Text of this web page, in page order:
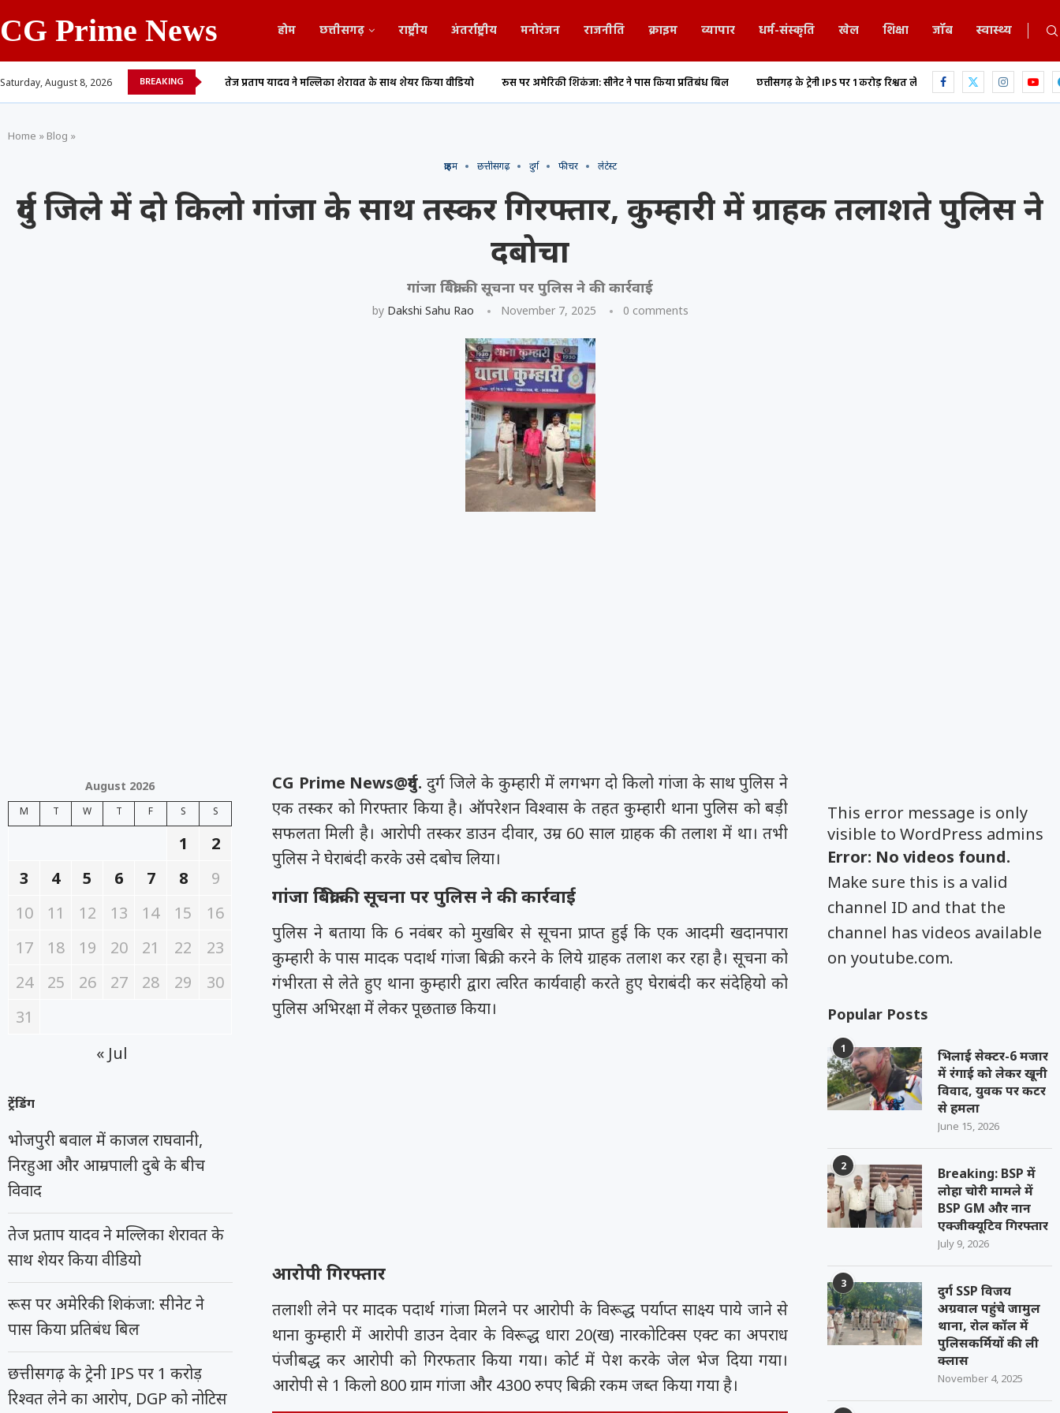
CG Prime News होम छत्तीसगढ़ राष्ट्रीय अंतर्राष्ट्रीय मनोरंजन राजनीति क्राइम व्यापार धर्म-संस्कृति खेल शिक्षा जॉब स्वास्थ्य
Saturday, August 8, 2026 BREAKING
आम्रपाली दुबे के बीच... तेज प्रताप यादव ने मल्लिका शेरावत के साथ शेयर किया वीडियो रूस पर अमेरिकी शिकंजा: सीनेट ने पास किया प्रतिबंध बिल छत्तीसगढ़ के ट्रेनी IPS पर 1 करोड़ रिश्वत लेने का आरोप,... युवती की अश्लील वीडियो रिकॉर्ड
Home » Blog »
क्राइम छत्तीसगढ़ दुर्ग फीचर लेटेस्ट
दुर्ग जिले में दो किलो गांजा के साथ तस्कर गिरफ्तार, कुम्हारी में ग्राहक तलाशते पुलिस ने
दबोचा
गांजा बिक्री की सूचना पर पुलिस ने की कार्रवाई
by Dakshi Sahu Rao November 7, 2025 0 comments
CG Prime News@दुर्ग. दुर्ग जिले के कुम्हारी में लगभग दो किलो गांजा के साथ पुलिस ने
एक तस्कर को गिरफ्तार किया है। ऑपरेशन विश्वास के तहत कुम्हारी थाना पुलिस को बड़ी
सफलता मिली है। आरोपी तस्कर डाउन दीवार, उम्र 60 साल ग्राहक की तलाश में था। तभी
पुलिस ने घेराबंदी करके उसे दबोच लिया।
गांजा बिक्री की सूचना पर पुलिस ने की कार्रवाई
पुलिस ने बताया कि 6 नवंबर को मुखबिर से सूचना प्राप्त हुई कि एक आदमी खदानपारा
कुम्हारी के पास मादक पदार्थ गांजा बिक्री करने के लिये ग्राहक तलाश कर रहा है। सूचना को
गंभीरता से लेते हुए थाना कुम्हारी द्वारा त्वरित कार्यवाही करते हुए घेराबंदी कर संदेहियो को
पुलिस अभिरक्षा में लेकर पूछताछ किया।
आरोपी गिरफ्तार
तलाशी लेने पर मादक पदार्थ गांजा मिलने पर आरोपी के विरूद्ध पर्याप्त साक्ष्य पाये जाने से
थाना कुम्हारी में आरोपी डाउन देवार के विरूद्ध धारा 20(ख) नारकोटिक्स एक्ट का अपराध
पंजीबद्ध कर आरोपी को गिरफतार किया गया। कोर्ट में पेश करके जेल भेज दिया गया।
आरोपी से 1 किलो 800 ग्राम गांजा और 4300 रुपए बिक्री रकम जब्त किया गया है।
This error message is only
visible to WordPress admins
Error: No videos found.
Make sure this is a valid
channel ID and that the
channel has videos available
on youtube.com.
Popular Posts
1
भिलाई सेक्टर-6 मजार
में रंगाई को लेकर खूनी
विवाद, युवक पर कटर
से हमला
June 15, 2026
2
Breaking: BSP में
लोहा चोरी मामले में
BSP GM और नान
एक्जीक्यूटिव गिरफ्तार
July 9, 2026
3
दुर्ग SSP विजय
अग्रवाल पहुंचे जामुल
थाना, रोल कॉल में
पुलिसकर्मियों की ली
क्लास
November 4, 2025
August 2026
M T W T F S S
1
2
3
4 5 6 7 8
9
10
11 12 13 14 15
16
17
18 19 20 21 22
23
24
25 26 27 28 29
30
31
« Jul
ट्रेंडिंग
भोजपुरी बवाल में काजल राघवानी,
निरहुआ और आम्रपाली दुबे के बीच
विवाद
तेज प्रताप यादव ने मल्लिका शेरावत के
साथ शेयर किया वीडियो
रूस पर अमेरिकी शिकंजा: सीनेट ने
पास किया प्रतिबंध बिल
छत्तीसगढ़ के ट्रेनी IPS पर 1 करोड़
रिश्वत लेने का आरोप, DGP को नोटिस